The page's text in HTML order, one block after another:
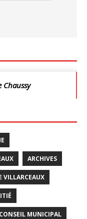
ARCHIVES
VILLARCEAUX
MUNICIPAL